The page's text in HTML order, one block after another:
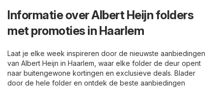
Informatie over Albert Heijn folders
met promoties in Haarlem
Laat je elke week inspireren door de nieuwste aanbiedingen
van Albert Heijn in Haarlem, waar elke folder de deur opent
naar buitengewone kortingen en exclusieve deals. Blader
door de hele folder en ontdek de beste aanbiedingen